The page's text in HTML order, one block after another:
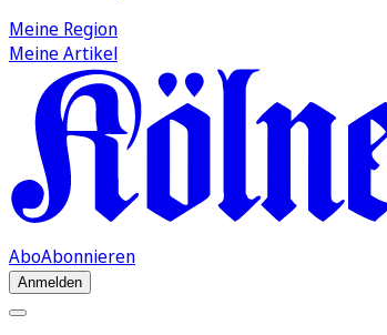
Meine Region
Meine Artikel
AboAbonnieren
Anmelden